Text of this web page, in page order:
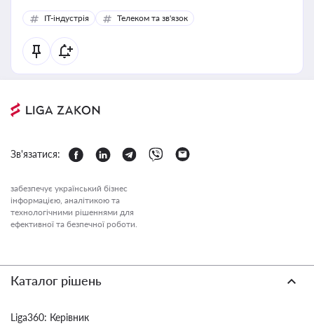
IT-індустрія Телеком та зв'язок
Зв'язатися:
забезпечує український бізнес
інформацією, аналітикою та
технологічними рішеннями для
ефективної та безпечної роботи.
Каталог рішень
Liga360: Керівник